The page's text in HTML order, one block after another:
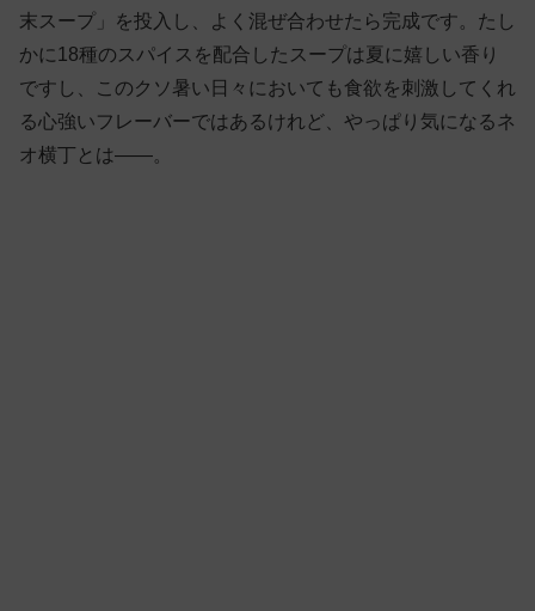
末スープ」を投入し、よく混ぜ合わせたら完成です。たし
かに18種のスパイスを配合したスープは夏に嬉しい香り
ですし、このクソ暑い日々においても食欲を刺激してくれ
る心強いフレーバーではあるけれど、やっぱり気になるネ
オ横丁とは——。